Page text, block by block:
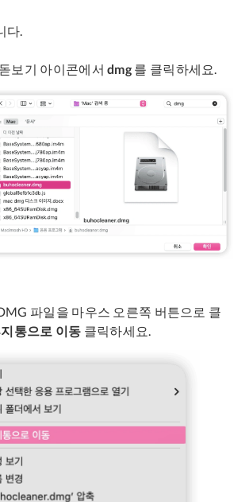
다.
보기 아이콘에서dmg 를 클릭하세요.
파일을 마우스 오른쪽 버튼으로 클
통으로 이동 클릭하세요.